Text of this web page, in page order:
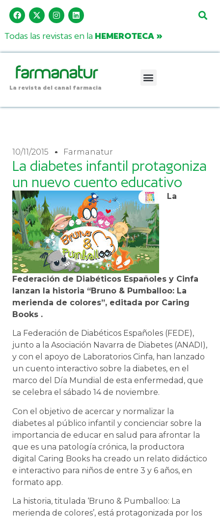
Todas las revistas en la HEMEROTECA »
La revista del canal farmacia
10/11/2015 Farmanatur
La diabetes infantil protagoniza
un nuevo cuento educativo
La
Federación de Diabéticos Españoles y Cinfa
lanzan la historia “Bruno & Pumballoo: La
merienda de colores”, editada por Caring
Books .
La Federación de Diabéticos Españoles (FEDE),
junto a la Asociación Navarra de Diabetes (ANADI),
y con el apoyo de Laboratorios Cinfa, han lanzado
un cuento interactivo sobre la diabetes, en el
marco del Día Mundial de esta enfermedad, que
se celebra el sábado 14 de noviembre.
Con el objetivo de acercar y normalizar la
diabetes al público infantil y concienciar sobre la
importancia de educar en salud para afrontar la
que es una patología crónica, la productora
digital Caring Books ha creado un relato didáctico
e interactivo para niños de entre 3 y 6 años, en
formato app.
La historia, titulada ‘Bruno & Pumballoo: La
merienda de colores’, está protagonizada por los